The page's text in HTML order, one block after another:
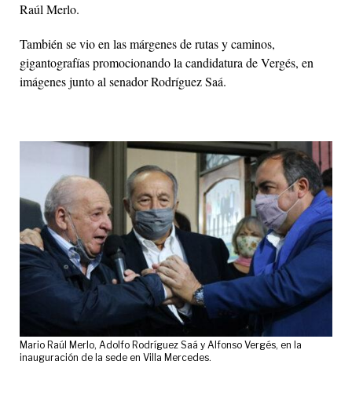
Raúl Merlo.
También se vio en las márgenes de rutas y caminos,
gigantografías promocionando la candidatura de Vergés, en
imágenes junto al senador Rodríguez Saá.
Mario Raúl Merlo, Adolfo Rodríguez Saá y Alfonso Vergés, en la
inauguración de la sede en Villa Mercedes.